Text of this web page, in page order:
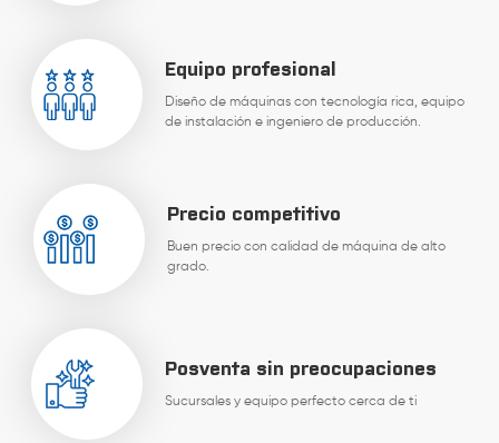
Equipo profesional
Diseño de máquinas con tecnología rica, equipo
de instalación e ingeniero de producción.
Precio competitivo
Buen precio con calidad de máquina de alto
grado.
Posventa sin preocupaciones
Sucursales y equipo perfecto cerca de ti